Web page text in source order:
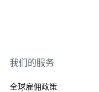
我们的服务
全球雇佣政策